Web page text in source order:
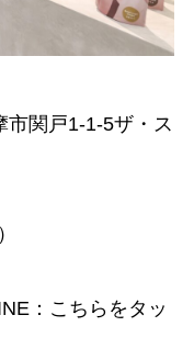
市関戸1-1-5ザ・ス
こちらをタッ